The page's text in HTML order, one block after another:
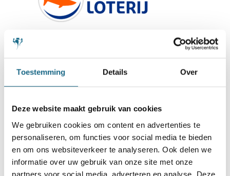
Toestemming Details Over
Deze website maakt gebruik van cookies
We gebruiken cookies om content en advertenties te
personaliseren, om functies voor social media te bieden
en om ons websiteverkeer te analyseren. Ook delen we
informatie over uw gebruik van onze site met onze
partners voor social media, adverteren en analyse. Deze